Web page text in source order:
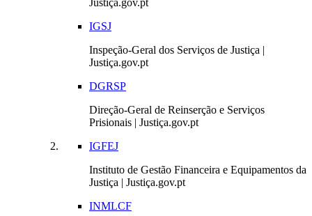
Justiça.gov.pt
IGSJ
Inspeção-Geral dos Serviços de Justiça |
Justiça.gov.pt
DGRSP
Direção-Geral de Reinserção e Serviços
Prisionais | Justiça.gov.pt
IGFEJ
Instituto de Gestão Financeira e Equipamentos da
Justiça | Justiça.gov.pt
INMLCF